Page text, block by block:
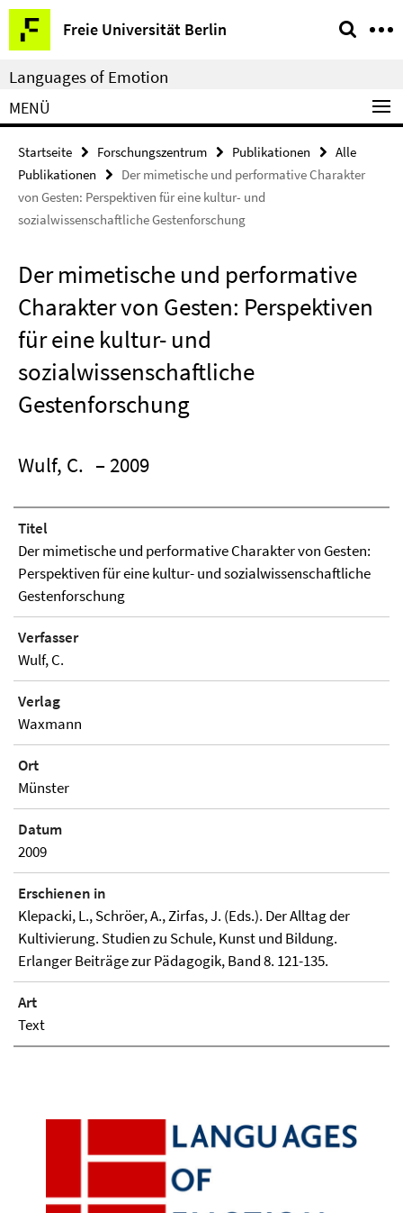
Springe
direkt
zu
Inhalt
Freie Universität Berlin
Service-
Navigation
Languages of Emotion
MENÜ
Startseite Forschungszentrum Publikationen
Alle
Publikationen
Der mimetische und performative Charakter
von Gesten: Perspektiven für eine kultur- und
sozialwissenschaftliche Gestenforschung
Der mimetische und performative
Charakter von Gesten: Perspektiven
für eine kultur- und
sozialwissenschaftliche
Gestenforschung
Wulf, C. – 2009
Titel
Der mimetische und performative Charakter von Gesten:
Perspektiven für eine kultur- und sozialwissenschaftliche
Gestenforschung
Verfasser
Wulf, C.
Verlag
Waxmann
Ort
Münster
Datum
2009
Erschienen in
Klepacki, L., Schröer, A., Zirfas, J. (Eds.). Der Alltag der
Kultivierung. Studien zu Schule, Kunst und Bildung.
Erlanger Beiträge zur Pädagogik, Band 8. 121-135.
Art
Text